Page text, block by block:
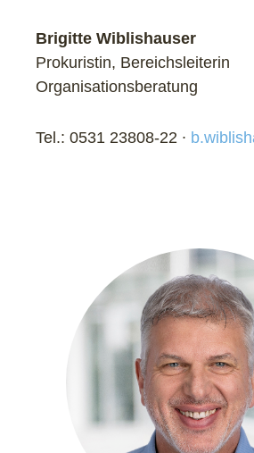
Brigitte Wiblishauser
Prokuristin, Bereichsleiterin
Organisationsberatung
Tel.: 0531 23808-22 ∙